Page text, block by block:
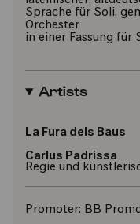
Sprache für Soli,
Orchester
in einer Fassung für
Artists
La Fura dels Baus
Carlus Padrissa
Regie und
Promoter: BB